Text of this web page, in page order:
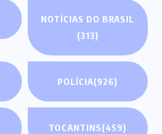
NOTÍCIAS DO BRASIL
(313)
POLÍCIA(926)
TOCANTINS(459)